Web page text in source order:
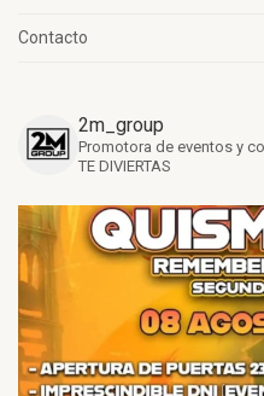
Contacto
2m_group
Promotora de eventos y
TE DIVIERTAS